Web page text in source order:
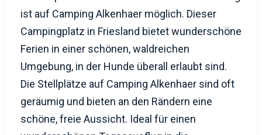
Ferien in einer schönen, waldreichen
Umgebung, in der Hunde überall erlaubt sind.
Die Stellplätze auf Camping Alkenhaer sind oft
geräumig und bieten an den Rändern eine
schöne, freie Aussicht. Ideal für einen
wunderschönen Tagesausflug in die
Niederlande.